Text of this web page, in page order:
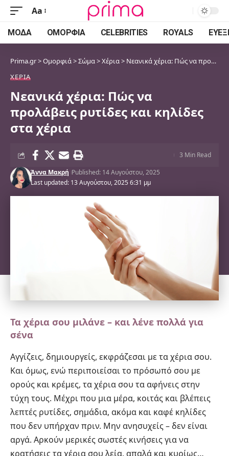
Font
Resizer
Aa
ΜΌΔΑ ΟΜΟΡΦΙΆ CELEBRITIES ROYALS
Prima.gr>Ομορφιά>Σώμα>Χέρια> Νεανικά χέρια: Πώς να προλάβεις ρυτίδες και κηλίδες στα χέρια
ΧΈΡΙΑ
Νεανικά χέρια: Πώς να
προλάβεις ρυτίδες και κηλίδες
στα χέρια
Last updated: 13 Αυγούστου, 2025 6:31 μμ
Άννα Μακρή Published: 14 Αυγούστου, 2025
3 Min Read
Τα χέρια σου μιλάνε – και λένε πολλά για
σένα
Αγγίζεις, δημιουργείς, εκφράζεσαι με τα χέρια σου.
Και όμως, ενώ περιποιείσαι το πρόσωπό σου με
ορούς και κρέμες, τα χέρια σου τα αφήνεις στην
τύχη τους. Μέχρι που μια μέρα, κοιτάς και βλέπεις
λεπτές ρυτίδες, σημάδια, ακόμα και καφέ κηλίδες
που δεν υπήρχαν πριν. Μην ανησυχείς – δεν είναι
αργά. Αρκούν μερικές σωστές κινήσεις για να
κρατήσεις τα χέρια σου λεία, απαλά και κυρίως…